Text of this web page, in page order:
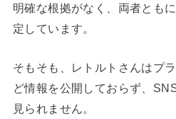
明確な根拠がなく、両者とも
定しています。
そもそも、レトルトさんはプ
ど情報を公開しておらず、
見られません。